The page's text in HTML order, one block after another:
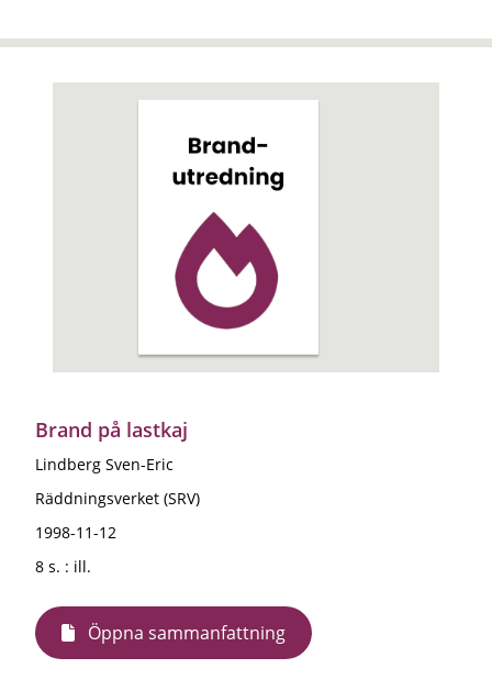
Brand på lastkaj
Lindberg Sven-Eric
Räddningsverket (SRV)
1998-11-12
8 s. : ill.
Öppna sammanfattning